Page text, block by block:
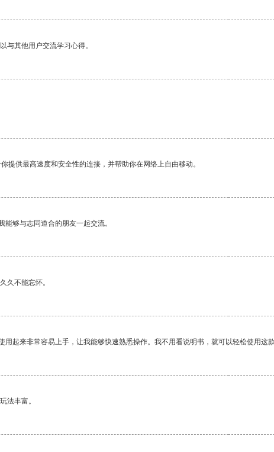
与其他用户交流学习心得。
提供最高速度和安全性的连接，并帮助你在网络上自由移动。
够与志同道合的朋友一起交流。
久不能忘怀。
用起来非常容易上手，让我能够快速熟悉操作。我不用看说明书，就可以轻松使用这款
法丰富。